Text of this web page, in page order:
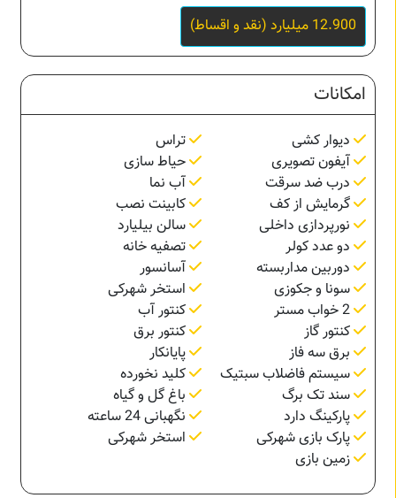
12.900 میلیارد (نقد و اقساط)
امکانات
دیوار کشی
تراس
آیفون تصویری
حیاط سازی
درب ضد سرقت
آب نما
گرمایش از کف
کابینت نصب
نورپردازی داخلی
سالن بیلیارد
دو عدد کولر
تصفیه خانه
دوربین مداربسته
آسانسور
سونا و جکوزی
استخر شهرکی
کنتور آب
کنتور گاز
کنتور برق
برق سه فاز
پایانکار
سیستم فاضلاب سبتیک
کلید نخورده
سند تک برگ
باغ گل و گیاه
پارکینگ دارد
نگهبانی 24 ساعته
پارک بازی شهرکی
استخر شهرکی
زمین بازی